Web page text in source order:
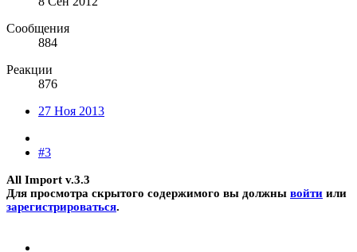
Сообщения
884
Реакции
876
27 Ноя 2013
#3
All Import v.3.3
Для просмотра скрытого содержимого вы должны войти или
зарегистрироваться.